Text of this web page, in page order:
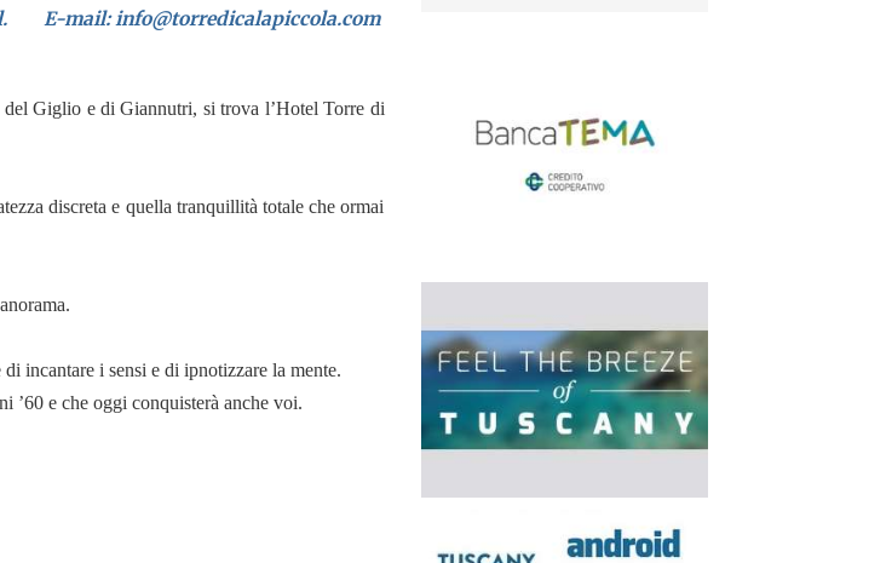
E-mail: info@torredicalapiccola.com
Giglio e di Giannutri, si trova l’Hotel Torre di
discreta e quella tranquillità totale che ormai
incantare i sensi e di ipnotizzare la mente.
’60 e che oggi conquisterà anche voi.